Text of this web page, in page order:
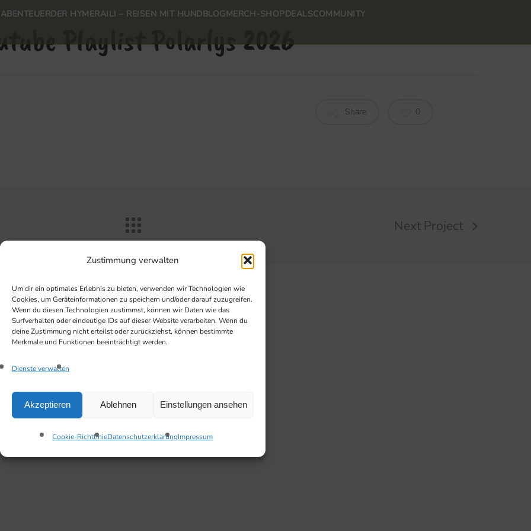
Zustimmung verwalten
Um dir ein optimales Erlebnis zu bieten, verwenden wir Technologien wie
Cookies, um Geräteinformationen zu speichern und/oder darauf zuzugreifen.
Wenn du diesen Technologien zustimmst, können wir Daten wie das
Surfverhalten oder eindeutige IDs auf dieser Website verarbeiten. Wenn du
deine Zustimmung nicht erteilst oder zurückziehst, können bestimmte
Merkmale und Funktionen beeinträchtigt werden.
Dienste verwalten
Akzeptieren Ablehnen Einstellungen ansehen
Cookie-RichtlinieDatenschutzerklärungImpressum
ABENTEUERDER HYMERAILI – REISEN MIT HUNDBLOGMERCH-SHOPDEALSCOMMUNITY
Playlist Polarlys 2026
Share 0
Next Project